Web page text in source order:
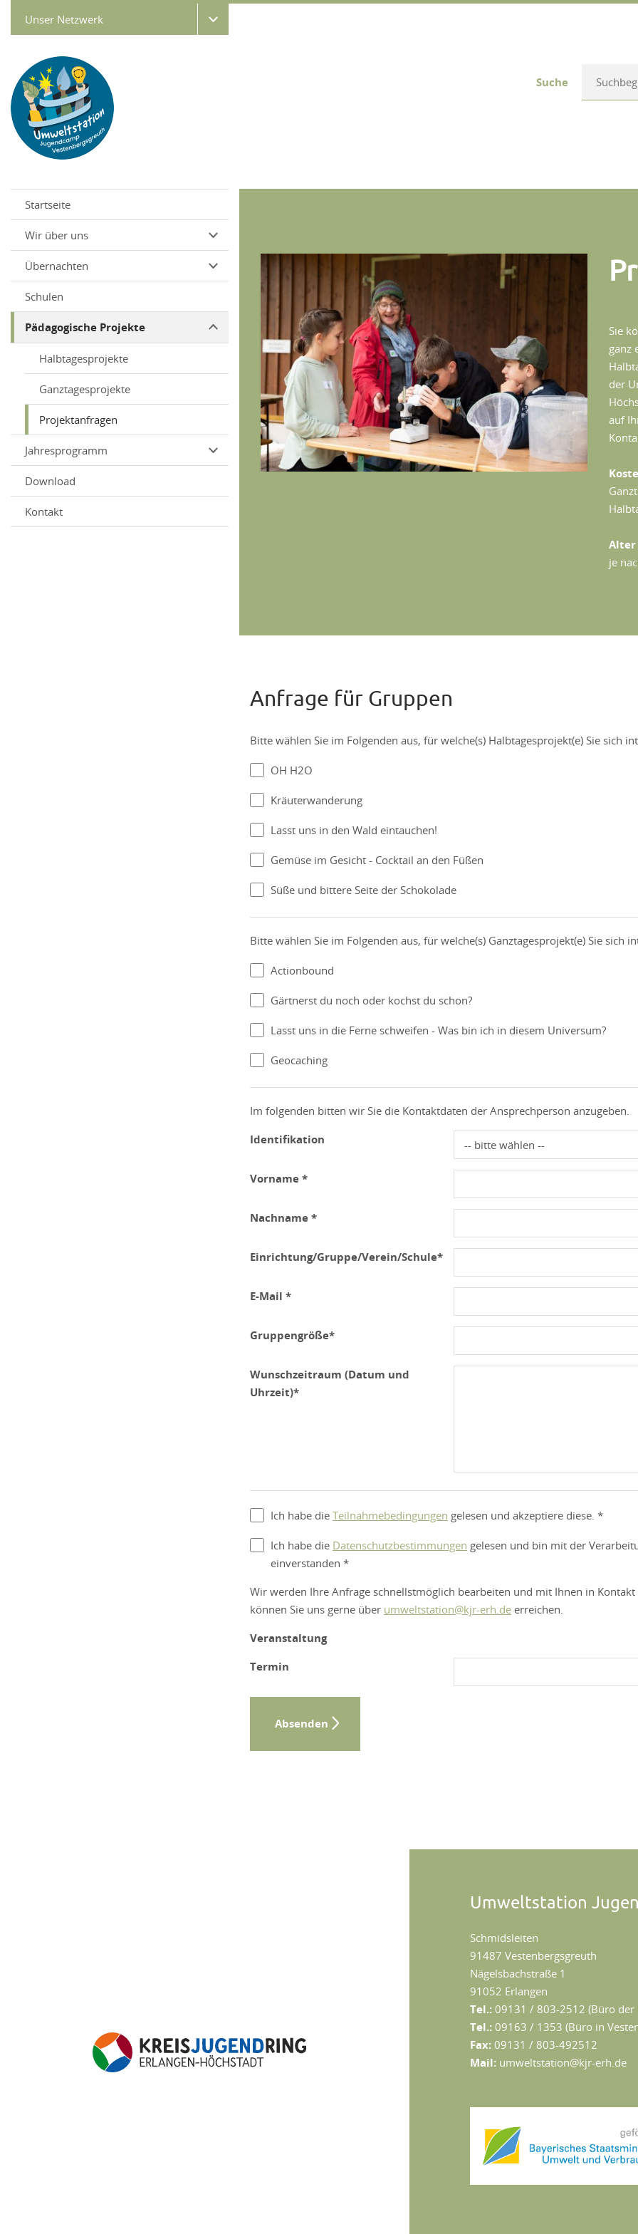
Unser Netzwerk
Suche
Startseite
Wir über uns
Übernachten
Schulen
Pädagogische Projekte
Halbtagesprojekte
Ganztagesprojekte
Projektanfragen
Jahresprogramm
Download
Kontakt
Sie
ganz
der
auf
Alter
je
Anfrage für Gruppen
Bitte wählen Sie im Folgenden aus, für welche(s) Halbtagesprojekt(e) Sie sich
OH H2O
Kräuterwanderung
Lasst uns in den Wald eintauchen!
Gemüse im Gesicht - Cocktail an den Füßen
Süße und bittere Seite der Schokolade
Bitte wählen Sie im Folgenden aus, für welche(s) Ganztagesprojekt(e) Sie sich
Actionbound
Gärtnerst du noch oder kochst du schon?
Lasst uns in die Ferne schweifen - Was bin ich in diesem Universum?
Geocaching
Im folgenden bitten wir Sie die Kontaktdaten der Ansprechperson anzugeben.
Identifikation
Vorname *
Nachname *
Einrichtung/Gruppe/Verein/Schule*
E-Mail *
Gruppengröße*
Wunschzeitraum (Datum und
Uhrzeit)*
Ich habe die Teilnahmebedingungen gelesen und akzeptiere diese. *
Ich habe die Datenschutzbestimmungen gelesen und bin mit der
einverstanden *
Wir werden Ihre Anfrage schnellstmöglich bearbeiten und mit Ihnen in
können Sie uns gerne über umweltstation@kjr-erh.de erreichen.
Veranstaltung
Termin
Absenden
Umweltstation
Schmidsleiten
91487 Vestenbergsgreuth
Nägelsbachstraße 1
91052 Erlangen
Tel.: 09131 / 803-2512 (Büro
Tel.: 09163 / 1353 (Büro in
Fax: 09131 / 803-492512
Mail: umweltstation@kjr-erh.de